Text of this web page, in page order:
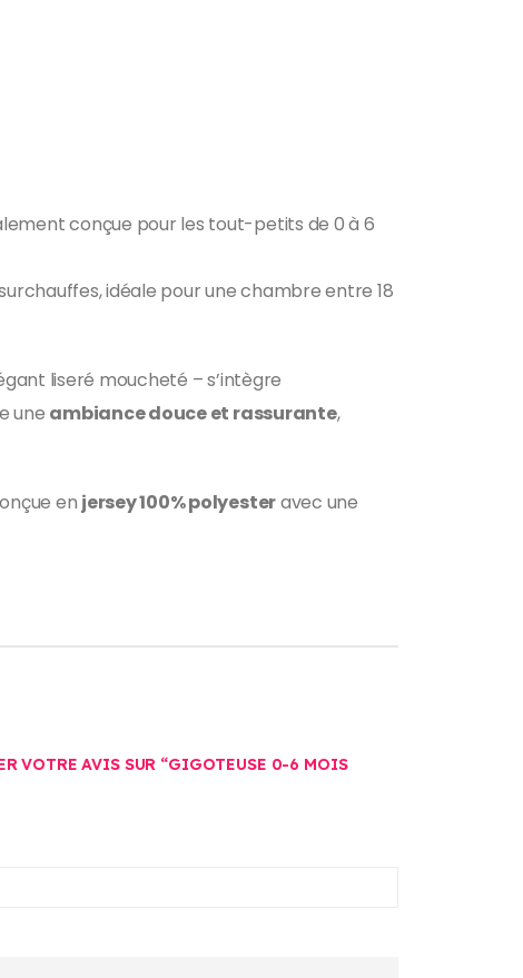
conçue pour les tout-petits de 0 à 6
idéale pour une chambre entre 18
liseré moucheté – s’intègre
une ambiance douce et rassurante,
en jersey 100% polyesteravec une
VOTRE AVIS SUR “GIGOTEUSE 0-6 MOIS